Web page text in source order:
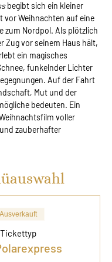
begibt sich ein kleiner
vor Weihnachten auf eine
zum Nordpol. Als plötzlich
Zug vor seinem Haus hält,
ein magisches
funkelnder Lichter
Auf der Fahrt
Mut und der
bedeuten. Ein
voller
zauberhafter
Ausverkauft
Tickettyp